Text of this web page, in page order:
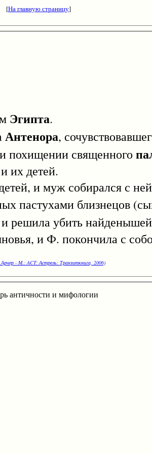
[На главную страницу]
Эгипта.
Антенора,
похищении священного
их детей.
и муж собирался с ней
пастухами близнецов
решила убить
и Ф. покончила с
- М.: ACT: Астрель: Транзиткнига, 2006)
античности и мифологии